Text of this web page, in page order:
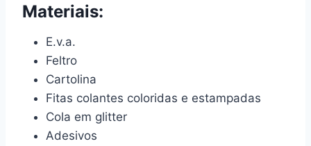
Materiais:
E.v.a.
Feltro
Cartolina
Fitas colantes coloridas e estampadas
Cola em glitter
Adesivos